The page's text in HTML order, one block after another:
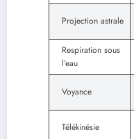
Projection astrale
Respiration sous
l’eau
Voyance
Télékinésie